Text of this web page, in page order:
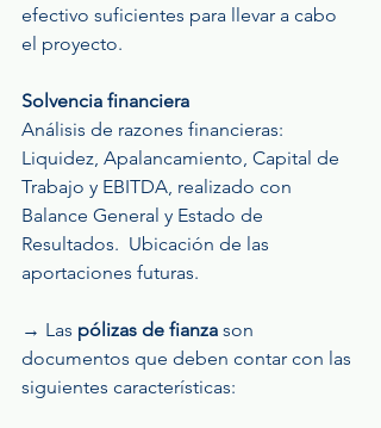
efectivo suficientes para llevar a cabo
el proyecto.
Solvencia financiera
Análisis de razones financieras:
Liquidez, Apalancamiento, Capital de
Trabajo y EBITDA, realizado con
Balance General y Estado de
Resultados.  Ubicación de las
aportaciones futuras.
→ Las pólizas de fianza son
documentos que deben contar con las
siguientes características: